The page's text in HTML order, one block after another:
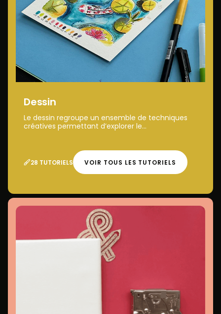
Dessin
Le dessin regroupe un ensemble de techniques
créatives permettant d’explorer le...
28 TUTORIELS VOIR TOUS LES TUTORIELS